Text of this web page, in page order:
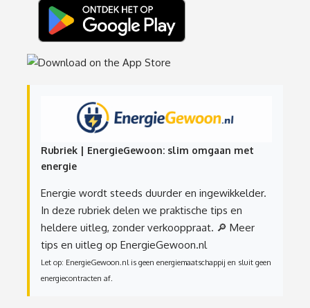
Rubriek | EnergieGewoon: slim omgaan met
energie
Energie wordt steeds duurder en ingewikkelder.
In deze rubriek delen we praktische tips en
heldere uitleg, zonder verkooppraat. 🔎 Meer
tips en uitleg op EnergieGewoon.nl
Let op: EnergieGewoon.nl is geen energiemaatschappij en sluit geen
energiecontracten af.